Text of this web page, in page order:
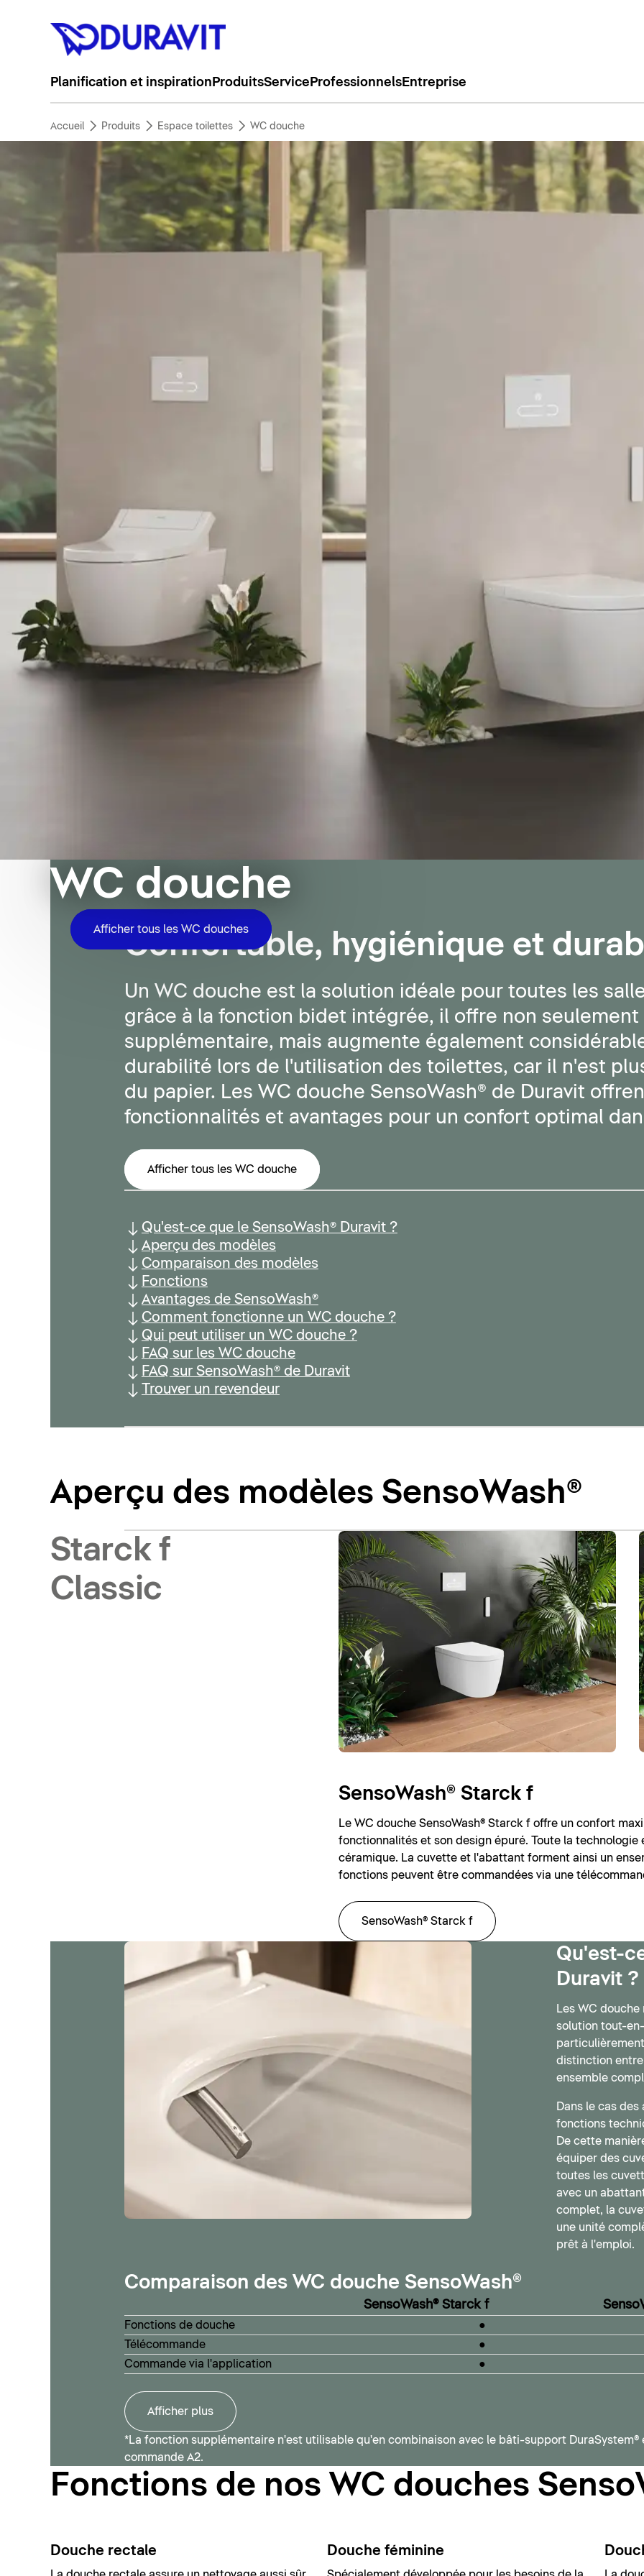
Planification et inspiration ProduitsService ProfessionnelsEntreprise
Accueil Produits Espace toilettes WC douche
WC douche
Afficher tous les WC douches
Confortable, hygiénique et
Un WC douche est la solution idéale pour toutes les
grâce à la fonction bidet intégrée, il offre non
supplémentaire, mais augmente également
durabilité lors de l'utilisation des toilettes, car il n'est
du papier. Les WC douche SensoWash® de Duravit
fonctionnalités et avantages pour un confort optimal
Afficher tous les WC douche
Qu'est-ce que le SensoWash® Duravit ?
Aperçu des modèles
Comparaison des modèles
Fonctions
Avantages de SensoWash®
Comment fonctionne un WC douche ?
Qui peut utiliser un WC douche ?
FAQ sur les WC douche
FAQ sur SensoWash® de Duravit
Trouver un revendeur
Aperçu des modèles SensoWash®
Starck f
SensoWash® Starck f
Le WC douche SensoWash® Starck f offre un confort
fonctionnalités et son design épuré. Toute la
céramique. La cuvette et l'abattant forment ainsi un
fonctions peuvent être commandées via une
SensoWash® Starck f
Classic
Qu'est-
Duravit ?
Les WC
solution tout-
distinction
ensemble
Dans le cas
fonctions
De cette
équiper des
toutes les
avec un
complet, la
une unité
prêt à l'emploi.
Comparaison des WC douche SensoWash®
SensoWash® Starck f
Fonctions de douche
●
Télécommande
●
Commande via l'application
●
Afficher plus
*La fonction supplémentaire n'est utilisable qu'en combinaison avec le bâti-support DuraSystem®
commande A2.
Fonctions de nos WC douches
Douche rectale Douche féminine